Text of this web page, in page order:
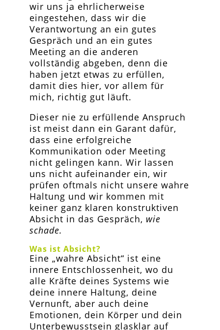
wir uns ja ehrlicherweise
eingestehen, dass wir die
Verantwortung an ein gutes
Gespräch und an ein gutes
Meeting an die anderen
vollständig abgeben, denn die
haben jetzt etwas zu erfüllen,
damit dies hier, vor allem für
mich, richtig gut läuft.
Dieser nie zu erfüllende Anspruch
ist meist dann ein Garant dafür,
dass eine erfolgreiche
Kommunikation oder Meeting
nicht gelingen kann. Wir lassen
uns nicht aufeinander ein, wir
prüfen oftmals nicht unsere wahre
Haltung und wir kommen mit
keiner ganz klaren konstruktiven
Absicht in das Gespräch, wie
schade.
Was ist Absicht?
Eine „wahre Absicht“ ist eine
innere Entschlossenheit, wo du
alle Kräfte deines Systems wie
deine innere Haltung, deine
Vernunft, aber auch deine
Emotionen, dein Körper und dein
Unterbewusstsein glasklar auf